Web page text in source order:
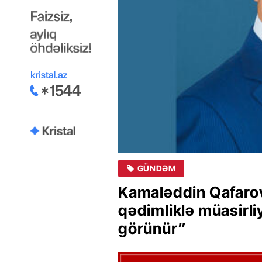
GÜNDƏM
Kamaləddin
qədimliklə
görünür”